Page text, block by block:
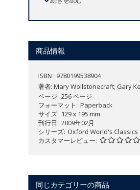
that followed. *ABOUT THE
商品情報
ISBN : 9780199538904
著者: Mary Wollstonecraft; Gary
ページ 256 ページ
フォーマット
Paperback
サイズ 129 x 195 mm
刊行日 2009年02月
シリーズ Oxford World's Classics
カスタマーレビュー
同じカテゴリーの商品